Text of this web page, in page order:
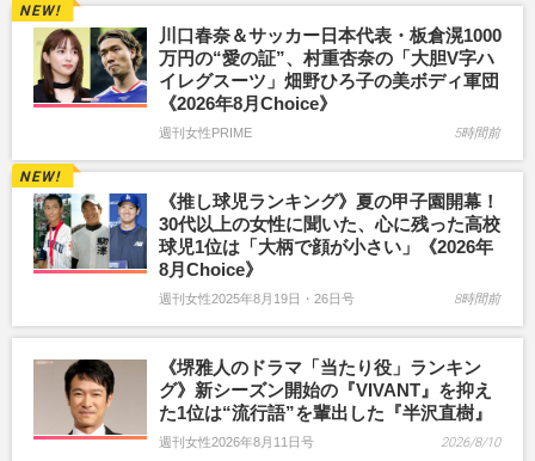
川口春奈＆サッカー日本代表・板倉滉1000
万円の“愛の証”、村重杏奈の「大胆V字ハ
イレグスーツ」畑野ひろ子の美ボディ軍団
《2026年8月Choice》
週刊女性PRIME 5時間前
《推し球児ランキング》夏の甲子園開幕！
30代以上の女性に聞いた、心に残った高校
球児1位は「大柄で顔が小さい」《2026年
8月Choice》
週刊女性2025年8月19日・26日号 8時間前
《堺雅人のドラマ「当たり役」ランキン
グ》新シーズン開始の『VIVANT』を抑え
た1位は“流行語”を輩出した『半沢直樹』
週刊女性2026年8月11日号 2026/8/10